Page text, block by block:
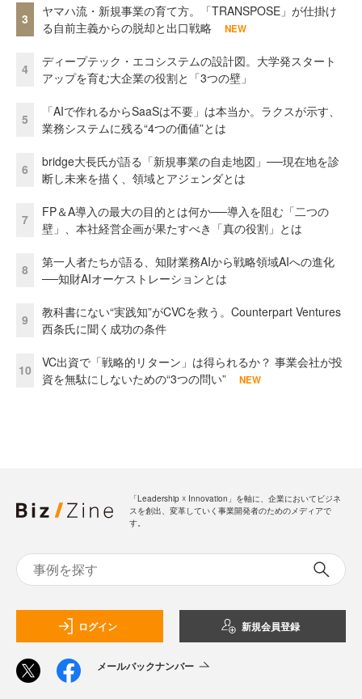
3
ヤマハ流・新規事業の育て方。「TRANSPOSE」が仕掛け
る自前主義からの脱却と出口戦略
NEW
4
ディープテック・エコシステムの設計図。大学発スタート
アップを育む大企業の役割と「3つの壁」
5
「AIで作れるからSaaSは不要」は本当か。ラクスが示す、
業務システムに残る“4つの価値”とは
6
bridge大長氏が語る「新規事業の自走地図」──現在地を診
断し未来を描く、領域とアジェンダとは
7
FP＆A導入の最大の目的とは何か──導入を阻む「二つの
壁」、本社経営企画が果たすべき「真の役割」とは
8
第一人者たちが語る、知財業務AIから戦略領域AIへの進化
──知財AIオーケストレーションとは
9
教科書にない“実践知”がCVCを救う。Counterpart Ventures
西条氏に聞く成功の条件
10
VC出資で「戦略的リターン」は得られるか？ 事業会社が投
資を無駄にしないための“3つの問い”
NEW
「Leadership ☓ Innovation」を軸に、企業においてビジネ
スを創出、変革していく事業開発者のためのメディアで
す。
ログイン 新規会員登録
メールバックナンバー